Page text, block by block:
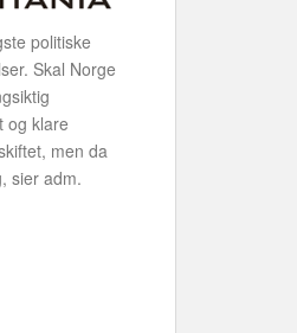
politiske
Skal Norge
og klare
men da
sier adm.